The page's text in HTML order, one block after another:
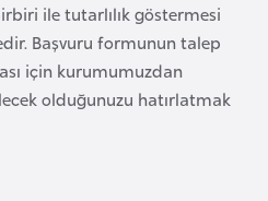
ile tutarlılık göstermesi
Başvuru formunun talep
için kurumumuzdan
olduğunuzu hatırlatmak